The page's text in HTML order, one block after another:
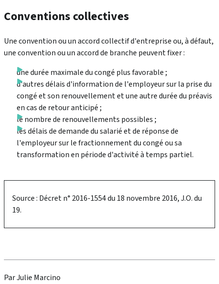
Conventions collectives
Une convention ou un accord collectif d'entreprise ou, à défaut,
une convention ou un accord de branche peuvent fixer :
une durée maximale du congé plus favorable ;
d'autres délais d'information de l'employeur sur la prise du
congé et son renouvellement et une autre durée du préavis
en cas de retour anticipé ;
le nombre de renouvellements possibles ;
les délais de demande du salarié et de réponse de
l'employeur sur le fractionnement du congé ou sa
transformation en période d'activité à temps partiel.
Source : Décret n° 2016-1554 du 18 novembre 2016, J.O. du
19.
Par Julie Marcino